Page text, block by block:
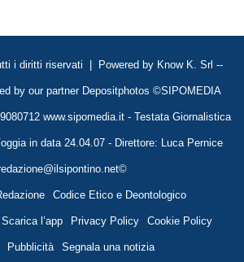
i diritti riservati | Powered by Know K. Srl --
by our partner Depositphotos ©SIPOMEDIA
www.sipomedia.it - Testata Giornalistica
in data 24.04.07 - Direttore: Luca Pernice
Codice Etico e Deontologico
Scarica l’app Privacy Policy Cookie Policy
Pubblicità Segnala una notizia